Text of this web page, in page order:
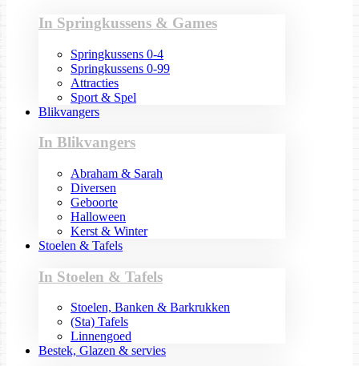
In Springkussens & Games
Springkussens 0-4
Springkussens 0-99
Attracties
Sport & Spel
Blikvangers
In Blikvangers
Abraham & Sarah
Diversen
Geboorte
Halloween
Kerst & Winter
Stoelen & Tafels
In Stoelen & Tafels
Stoelen, Banken & Barkrukken
(Sta) Tafels
Linnengoed
Bestek, Glazen & servies